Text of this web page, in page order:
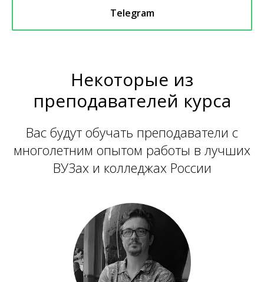
Telegram
Некоторые из
преподавателей курса
Вас будут обучать преподаватели с
многолетним опытом работы в лучших
ВУЗах и колледжах России